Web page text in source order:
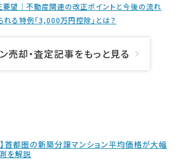
望｜不動産関連の改正ポイントと今後の流れ
る特例「3,000万円控除」とは？
売却・査定記事をもっと見る
首都圏の新築分譲マンション平均価格が大幅
を解説